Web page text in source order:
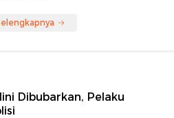
Dibubarkan, Pelaku